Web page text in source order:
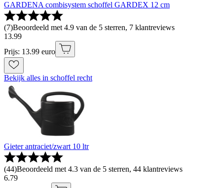
GARDENA combisystem schoffel GARDEX 12 cm
(7)Beoordeeld met 4.9 van de 5 sterren, 7 klantreviews
13.99
Prijs: 13.99 euro
Bekijk alles in schoffel recht
Gieter antraciet/zwart 10 ltr
(44)Beoordeeld met 4.3 van de 5 sterren, 44 klantreviews
6.79